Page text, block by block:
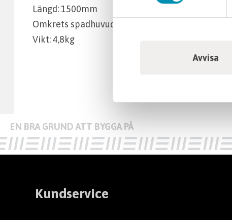
Avvisa
Längd: 1500mm
Omkrets spadhuvud: 150mm
Vikt: 4,8kg
Kundservice